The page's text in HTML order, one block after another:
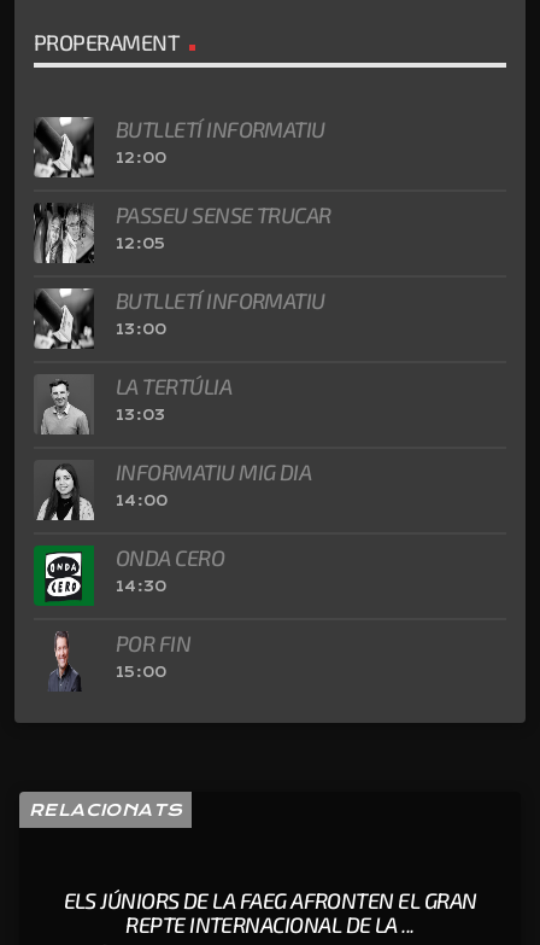
PROPERAMENT
BUTLLETÍ INFORMATIU
12:00
PASSEU SENSE TRUCAR
12:05
BUTLLETÍ INFORMATIU
13:00
LA TERTÚLIA
13:03
INFORMATIU MIG DIA
14:00
ONDA CERO
14:30
POR FIN
15:00
RELACIONATS
ELS JÚNIORS DE LA FAEG AFRONTEN EL GRAN
REPTE INTERNACIONAL DE LA ...